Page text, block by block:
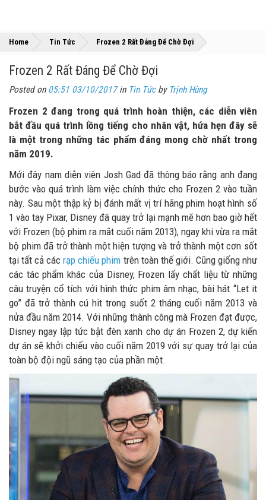
Home »
Tin Tức »
Frozen 2 Rất Đáng Để Chờ Đợi
Frozen 2 Rất Đáng Để Chờ Đợi
Posted on 05:51 03/10/2017in Tin Tứcby Trịnh Hùng
Frozen 2 đang trong quá trình hoàn thiện, các diễn viên
bắt đầu quá trình lồng tiếng cho nhân vật, hứa hẹn đây sẽ
là một trong những tác phẩm đáng mong chờ nhất trong
năm 2019.
Mới đây nam diễn viên Josh Gad đã thông báo rằng anh đang
bước vào quá trình làm việc chính thức cho Frozen 2 vào tuần
này. Sau một thập kỷ bị đánh mất vị trí hãng phim hoạt hình số
1 vào tay Pixar, Disney đã quay trở lại mạnh mẽ hơn bao giờ hết
với Frozen (bộ phim ra mắt cuối năm 2013), ngay khi vừa ra mắt
bộ phim đã trở thành một hiện tượng và trở thành một cơn sốt
tại tất cả cácrạp chiếu phim trên toàn thế giới. Cũng giống như
các tác phẩm khác của Disney, Frozen lấy chất liệu từ những
câu truyện cổ tích với hình thức phim âm nhạc, bài hát “Let it
go” đã trở thành cú hit trong suốt 2 tháng cuối năm 2013 và
nửa đầu năm 2014. Với những thành công mà Frozen đạt được,
Disney ngay lập tức bật đèn xanh cho dự án Frozen 2, dự kiến
dự án sẽ khởi chiếu vào cuối năm 2019 với sự quay trở lại của
toàn bộ đội ngũ sáng tạo của phần một.